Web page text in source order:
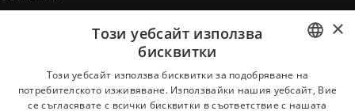
Когато получим оферта
BULGARIAN
ENGLISH
×
Този уебсайт използва
бисквитки
Този уебсайт използва бисквитки за подобряване на
потребителското изживяване. Използвайки нашия уебсайт, Вие
се съгласявате с всички бисквитки в съответствие с нашата